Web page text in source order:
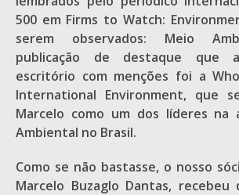
500 em Firms to Watch:
serem observados: Meio
publicação de destaque que
escritório com menções foi a
International Environment, que
Marcelo como um dos líderes na
Ambiental no Brasil.
Como se não bastasse, o nosso
Marcelo Buzaglo Dantas,